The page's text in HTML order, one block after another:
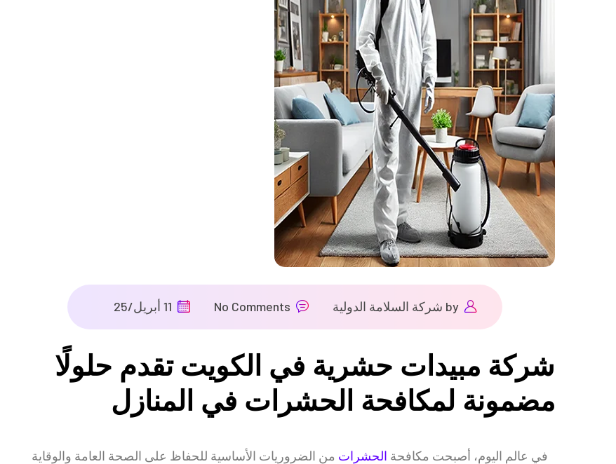
by شركة السلامة الدولية No Comments 11 أبريل/25
شركة مبيدات حشرية في الكويت تقدم حلولًا
مضمونة لمكافحة الحشرات في المنازل
في عالم اليوم، أصبحت مكافحة الحشرات من الضروريات الأساسية للحفاظ على الصحة العامة والوقاية